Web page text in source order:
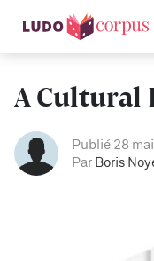
A Cultural
Publié 28
Par Boris